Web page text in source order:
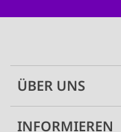
ÜBER UNS
INFORMIEREN